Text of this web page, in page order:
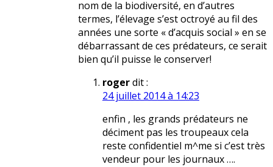
nom de la biodiversité, en d’autres
termes, l’élevage s’est octroyé au fil des
années une sorte « d’acquis social » en se
débarrassant de ces prédateurs, ce serait
bien qu’il puisse le conserver!
rogerdit :
24 juillet 2014 à 14:23
enfin , les grands prédateurs ne
déciment pas les troupeaux cela
reste confidentiel m^me si c’est très
vendeur pour les journaux ….